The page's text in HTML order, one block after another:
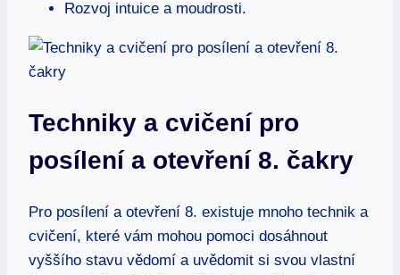
Rozvoj ‍intuice a moudrosti.
Techniky​ a⁣ cvičení ​pro
posílení a otevření 8. čakry
Pro posílení a otevření 8. existuje mnoho technik a
cvičení, které vám mohou pomoci dosáhnout
vyššího ⁣stavu vědomí a uvědomit si svou vlastní